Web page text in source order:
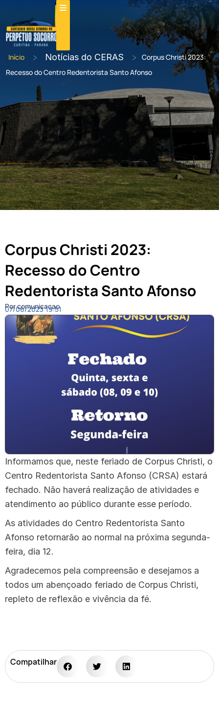
Início > Notícias do CERAS >
Corpus Christi 2023:
Recesso do Centro Redentorista Santo Afonso
Corpus Christi 2023:
Recesso do Centro
Redentorista Santo Afonso
Por comunicacao
07/06/2023 19:51
Informamos que, neste feriado de Corpus Christi, o
Centro Redentorista Santo Afonso (CRSA) estará
fechado. Não haverá realização de atividades e
atendimento ao público durante esse período.
As atividades do Centro Redentorista Santo
Afonso retornarão ao normal na próxima segunda-
feira, dia 12.
Agradecemos pela compreensão e desejamos a
todos um abençoado feriado de Corpus Christi,
repleto de reflexão e vivência da fé.
Compatilhar